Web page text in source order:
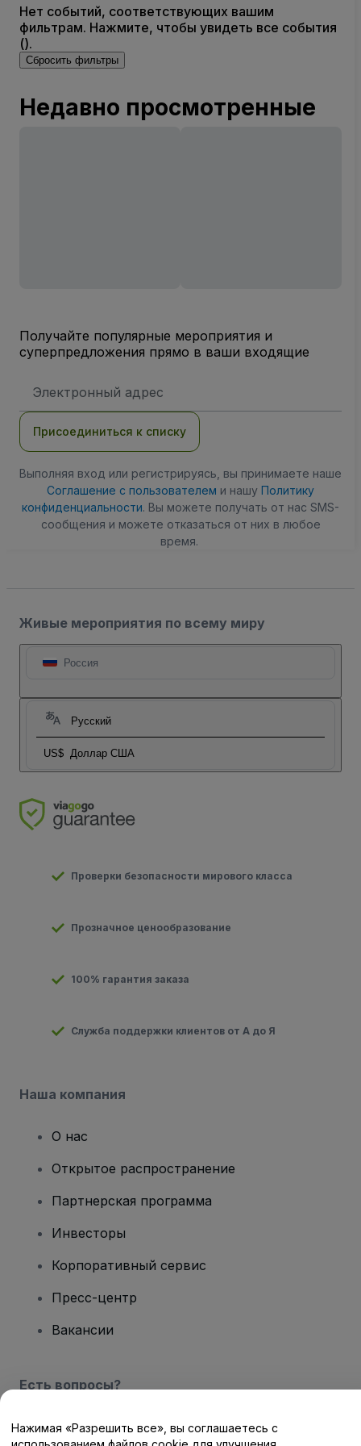
Нет событий, соответствующих вашим
фильтрам. Нажмите, чтобы увидеть все события
().
Сбросить фильтры
Недавно просмотренные
Получайте популярные мероприятия и
суперпредложения прямо в ваши входящие
электронной
Присоединиться к списку
Выполняя вход или регистрируясь, вы принимаете наше
Соглашение с пользователем и нашу Политику
конфиденциальности. Вы можете получать от нас SMS-
сообщения и можете отказаться от них в любое
время.
Живые мероприятия по всему миру
Россия
Русский
US$ Доллар США
Проверки безопасности мирового класса
Прозначное ценообразование
100% гарантия заказа
Служба поддержки клиентов от А до Я
Наша компания
О нас
Открытое распространение
Партнерская программа
Инвесторы
Корпоративный сервис
Пресс-центр
Вакансии
Есть вопросы?
Центр помощи / Свяжитесь с нами
Нажимая «Разрешить все», вы соглашаетесь с